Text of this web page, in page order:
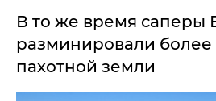
В то же время саперы
разминировали более
пахотной земли